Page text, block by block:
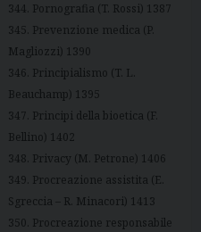
344. Pornografia (T. Rossi) 1387
345. Prevenzione medica (P.
Magliozzi) 1390
346. Principialismo (T. L.
Beauchamp) 1395
347. Principi della bioetica (F.
Bellino) 1402
348. Privacy (M. Petrone) 1406
349. Procreazione assistita (E.
Sgreccia – R. Minacori) 1413
350. Procreazione responsabile